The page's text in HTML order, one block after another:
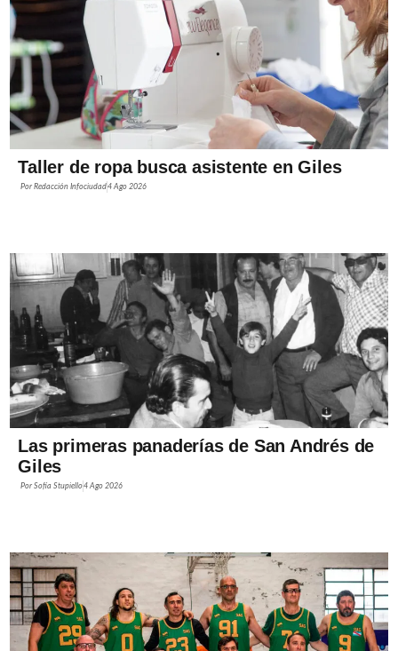
Taller de ropa busca asistente en Giles
PorRedacción Infociudad4 Ago 2026
Las primeras panaderías de San Andrés de
Giles
PorSofía Stupiello4 Ago 2026